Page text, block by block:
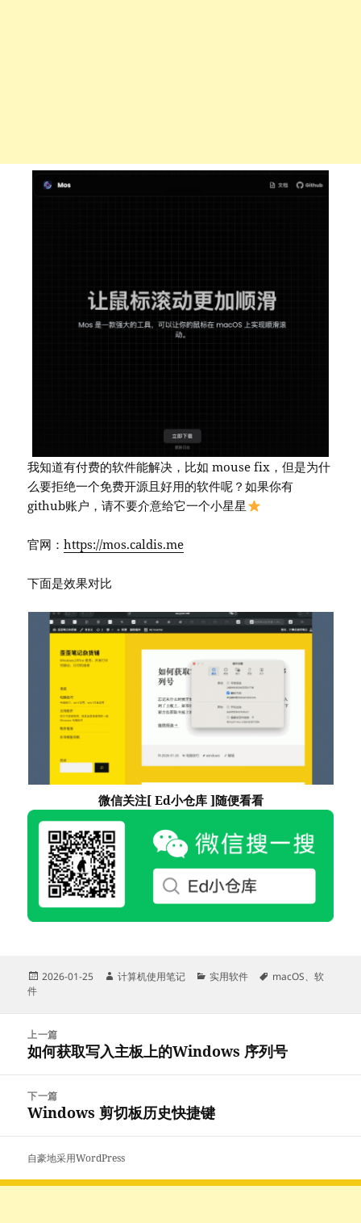
我知道有付费的软件能解决，比如 mouse fix，但是为什
么要拒绝一个免费开源且好用的软件呢？如果你有
github账户，请不要介意给它一个小星星
官网：https://mos.caldis.me
下面是效果对比
微信关注[ Ed小仓库 ]随便看看
发
2026-01-25
作
计算机使用笔记
分
实用软件
标
macOS、软
件
航
上一篇
上
文
章：
如何获取写入主板上的Windows 序列号
下一篇
下
篇
文
Windows 剪切板历史快捷键
自豪地采用WordPress